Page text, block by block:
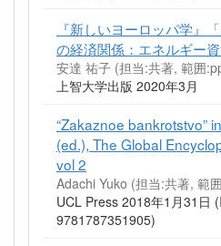
『新しいヨーロッパ学』
の経済関係：エネルギー資
安達 祐子 (担当:共著, 範囲
上智大学出版 2020年3月
“Zakaznoe bankrotstvo”
(ed.), The Global
vol 2
Adachi Yuko (担当:共著, 範
UCL Press 2018年1月31日
9781787351905)